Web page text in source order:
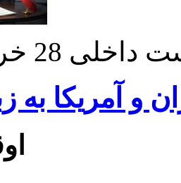
داخلی 28 خرداد 1405
و آمریکا به